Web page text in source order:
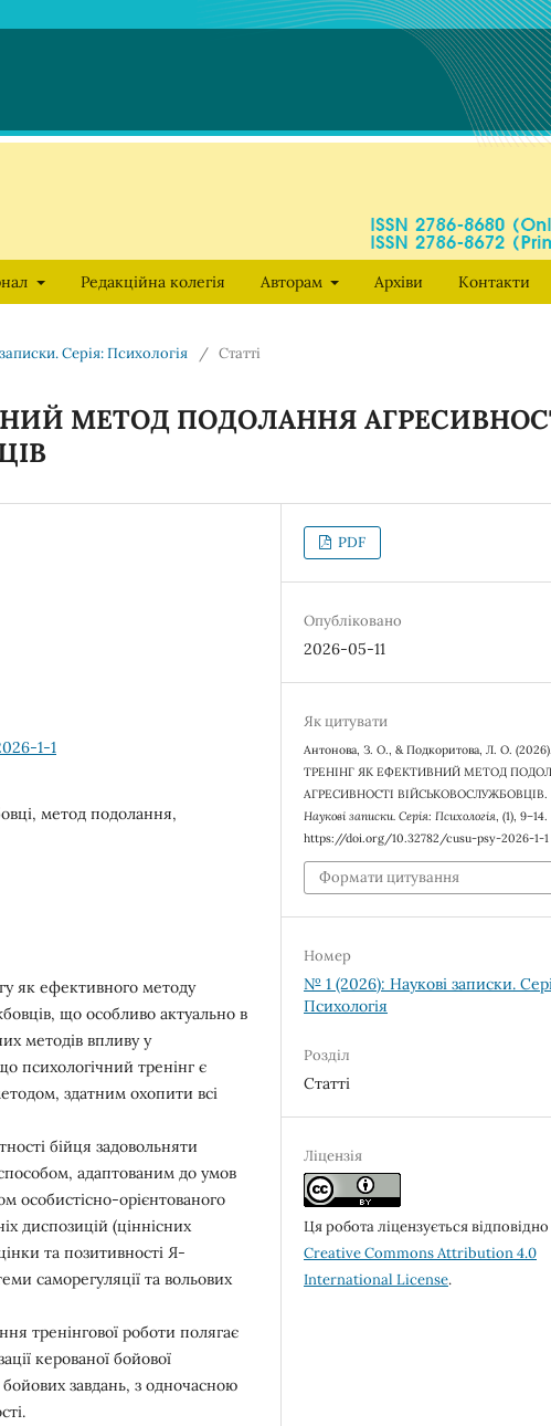
Редакційна колегія Авторам Архіви Контакти
Серія: Психологія / Статті
МЕТОД ПОДОЛАННЯ
1-1
метод подолання,
як ефективного методу
що особливо актуально в
методів впливу у
психологічний тренінг є
здатним охопити всі
бійця задовольняти
адаптованим до умов
особистісно-орієнтованого
диспозицій (ціннісних
та позитивності Я-
саморегуляції та вольових
тренінгової роботи полягає
керованої бойової
завдань, з одночасною
PDF
Опубліковано
2026-05-11
Як цитувати
Антонова, З. О., & Подкоритова, Л. О.
ТРЕНІНГ ЯК ЕФЕКТИВНИЙ МЕТОД
АГРЕСИВНОСТІ ВІЙСЬКОВОСЛУЖБОВЦІВ.
Наукові записки. Серія: Психологія, (1), 9–14.
https://doi.org/10.32782/cusu-psy-2026-1-1
Формати цитування
Номер
№ 1 (2026): Наукові записки.
Психологія
Розділ
Статті
Ліцензія
Ця робота ліцензується
Creative Commons Attribution 4.0
International License.